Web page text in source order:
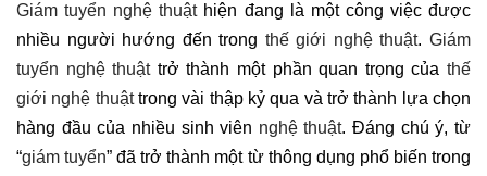
Giám tuyển nghệ thuậthiện đang là một công việc được
nhiều người hướng đến trong thế giới nghệ thuật.Giám
tuyển nghệ thuậttrở thành một phần quan trọng củathế
giới nghệ thuậttrong vài thập kỷ qua và trở thành lựa chọn
hàng đầu của nhiều sinh viên nghệ thuật. Đáng chú ý, từ
“giám tuyển” đã trở thành một từ thông dụng phổ biến trong